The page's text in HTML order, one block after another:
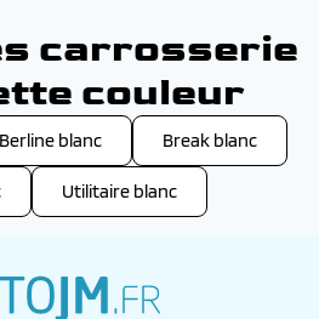
carrosserie
couleur
Berline blanc Break blanc
Utilitaire blanc